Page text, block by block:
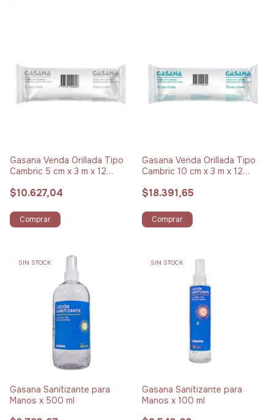
Gasana Venda Orillada Tipo
Cambric 5 cm x 3 m x 12
$10.627,04
Comprar
Gasana Venda Orillada Tipo
Cambric 10 cm x 3 m x 12
$18.391,65
Comprar
SIN STOCK
Gasana Sanitizante para
Manos x 500 ml
SIN STOCK
Gasana Sanitizante para
Manos x 100 ml